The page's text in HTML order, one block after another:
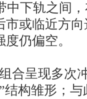
下轨之间
市或临近方
仍偏空。
呈现多次冲
构雏形；与